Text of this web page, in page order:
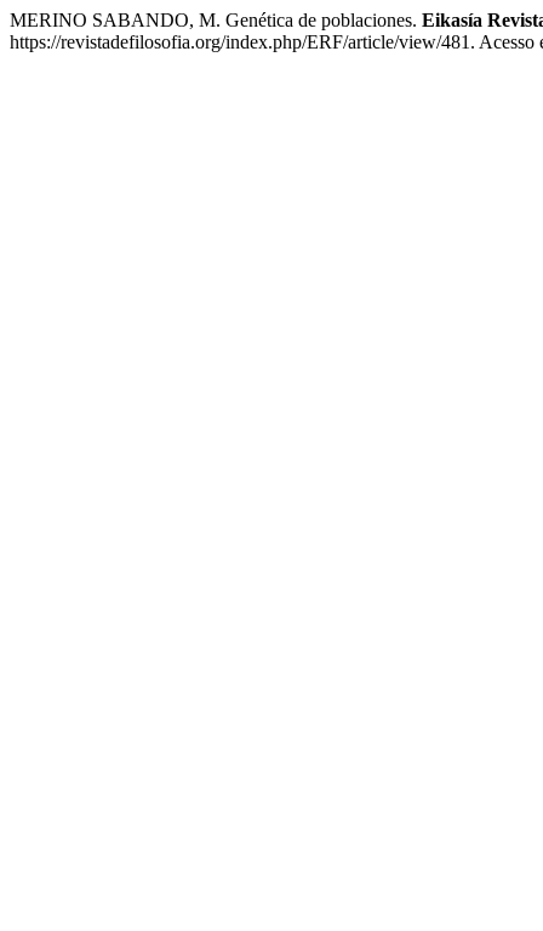
MERINO SABANDO, M. Genética de poblaciones. Eikasía
https://revistadefilosofia.org/index.php/ERF/article/view/481. Acesso